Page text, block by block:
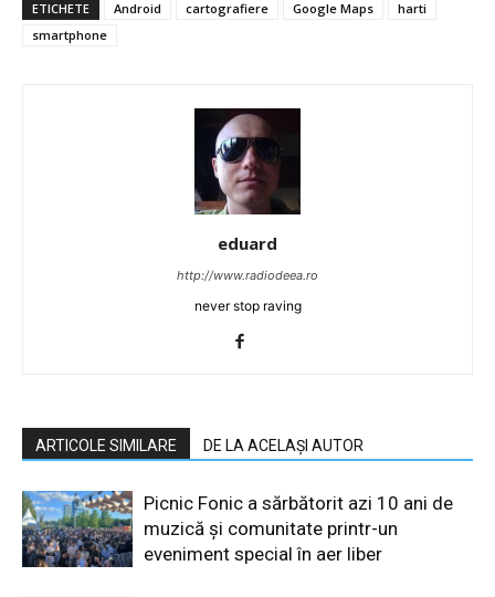
ETICHETE Android cartografiere Google Maps
harti
smartphone
eduard
http://www.radiodeea.ro
never stop raving
ARTICOLE SIMILARE DE LA ACELAȘI AUTOR
Picnic Fonic a sărbătorit azi 10 ani de
muzică și comunitate printr-un
eveniment special în aer liber